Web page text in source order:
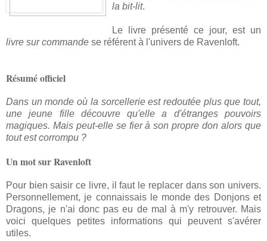
la bit-lit.
Le livre présenté ce jour, est un
livre sur commande se référent à l'univers de Ravenloft.
Résumé officiel
Dans un monde où la sorcellerie est redoutée plus que tout,
une jeune fille découvre qu'elle a d'étranges pouvoirs
magiques. Mais peut-elle se fier à son propre don alors que
tout est corrompu ?
Un mot sur Ravenloft
Pour bien saisir ce livre, il faut le replacer dans son univers.
Personnellement, je connaissais le monde des Donjons et
Dragons, je n'ai donc pas eu de mal à m'y retrouver. Mais
voici quelques petites informations qui peuvent s'avérer
utiles.